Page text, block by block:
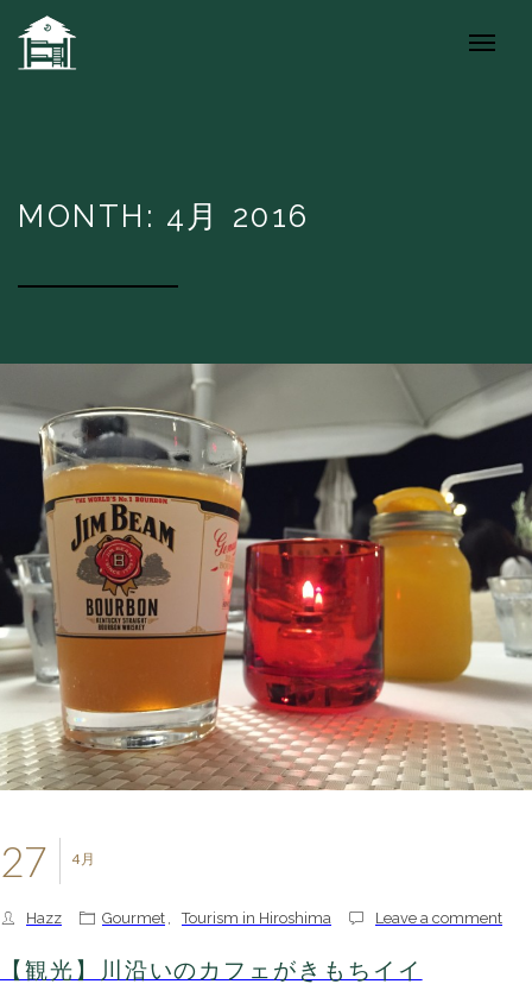
MONTH: 4月 2016
4月
27
Hazz Gourmet Tourism in Hiroshima Leave a comment
【観光】川沿いのカフェがきもちイイ